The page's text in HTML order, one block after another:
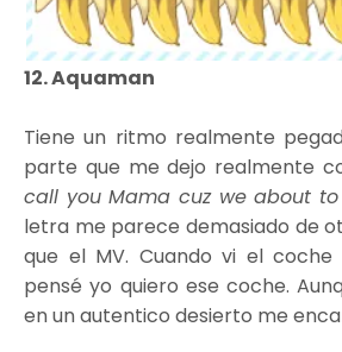
12. Aquaman
Tiene un ritmo realmente
parte que me dejo realmente
call you Mama cuz we about
letra me parece demasiado de
que el MV. Cuando vi el
pensé yo quiero ese coche.
en un autentico desierto me